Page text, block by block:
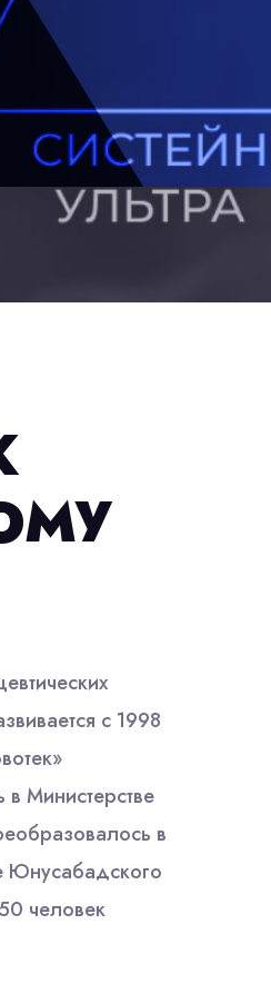
с 1998
Министерстве
в
Юнусабадского
человек